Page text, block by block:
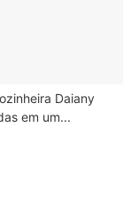
Daiany
em um...